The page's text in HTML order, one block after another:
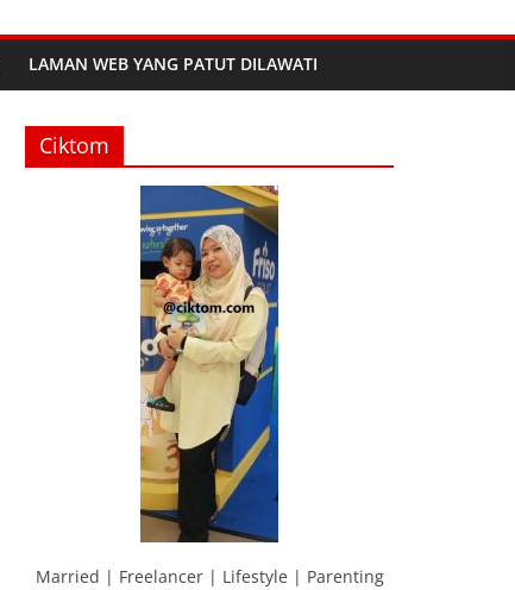
LAMAN WEB YANG PATUT DILAWATI
Ciktom
Married | Freelancer | Lifestyle | Parenting